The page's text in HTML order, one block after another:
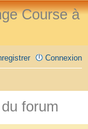
Course à
Connexion
forum